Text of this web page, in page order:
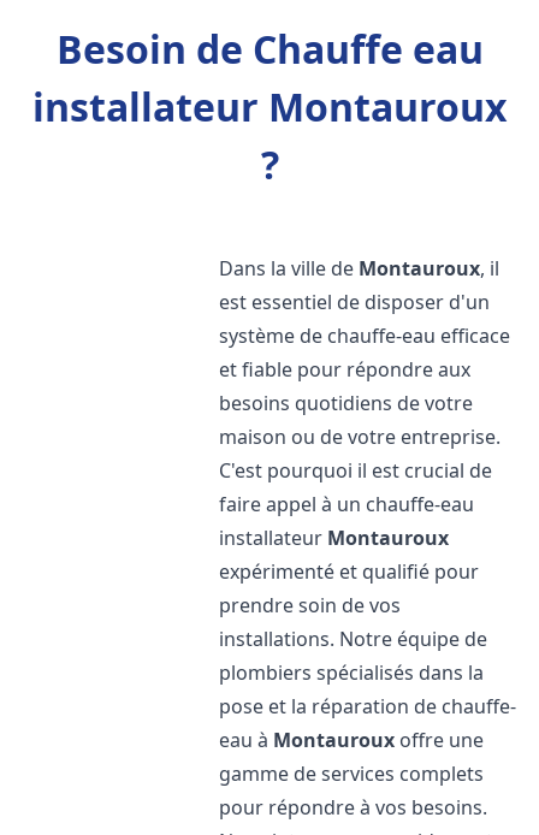
Besoin de Chauffe eau
installateur Montauroux
?
Dans la ville de Montauroux, il
est essentiel de disposer d'un
système de chauffe-eau efficace
et fiable pour répondre aux
besoins quotidiens de votre
maison ou de votre entreprise.
C'est pourquoi il est crucial de
faire appel à un chauffe-eau
installateur Montauroux
expérimenté et qualifié pour
prendre soin de vos
installations. Notre équipe de
plombiers spécialisés dans la
pose et la réparation de chauffe-
eau à Montauroux offre une
gamme de services complets
pour répondre à vos besoins.